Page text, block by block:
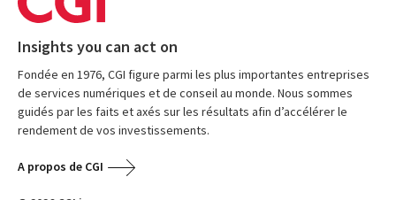
Insights you can act on
Fondée en 1976, CGI figure parmi les plus importantes entreprises
de services numériques et de conseil au monde. Nous sommes
guidés par les faits et axés sur les résultats afin d’accélérer le
rendement de vos investissements.
A propos de CGI